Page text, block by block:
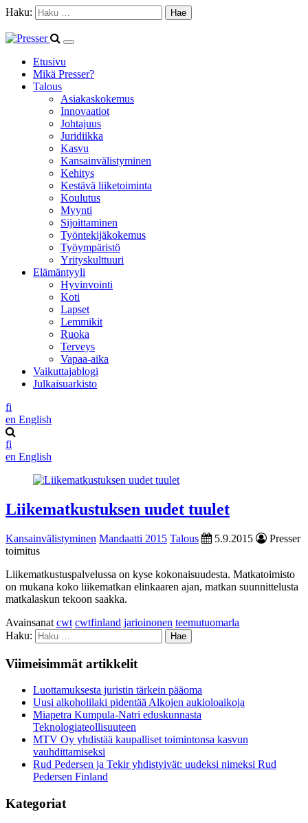
Haku:
Etusivu
Mikä Presser?
Talous
Asiakaskokemus
Innovaatiot
Johtajuus
Juridiikka
Kasvu
Kansainvälistyminen
Kehitys
Kestävä liiketoiminta
Koulutus
Myynti
Sijoittaminen
Työntekijäkokemus
Työympäristö
Yrityskulttuuri
Elämäntyyli
Hyvinvointi
Koti
Lapset
Lemmikit
Ruoka
Terveys
Vapaa-aika
Vaikuttajablogi
Julkaisuarkisto
fi
en English
fi
en English
Liikematkustuksen uudet tuulet
Kansainvälistyminen Mandaatti 2015 Talous 5.9.2015
Presser
toimitus
Liikematkustuspalvelussa on kyse kokonaisuudesta. Matkatoimisto
on mukana koko liikematkan elinkaaren ajan, matkan suunnittelusta
matkalaskun tekoon saakka.
Avainsanat cwt cwtfinland jarioinonen teemutuomarla
Haku:
Viimeisimmät artikkelit
Luottamuksesta juristin tärkein pääoma
Uusi alkoholilaki pidentää Alkojen aukioloaikoja
Miapetra Kumpula-Natri eduskunnasta
Teknologiateollisuuteen
MTV Oy yhdistää kaupalliset toimintonsa kasvun
vauhdittamiseksi
Rud Pedersen ja Tekir yhdistyivät: uudeksi nimeksi Rud
Pedersen Finland
Kategoriat